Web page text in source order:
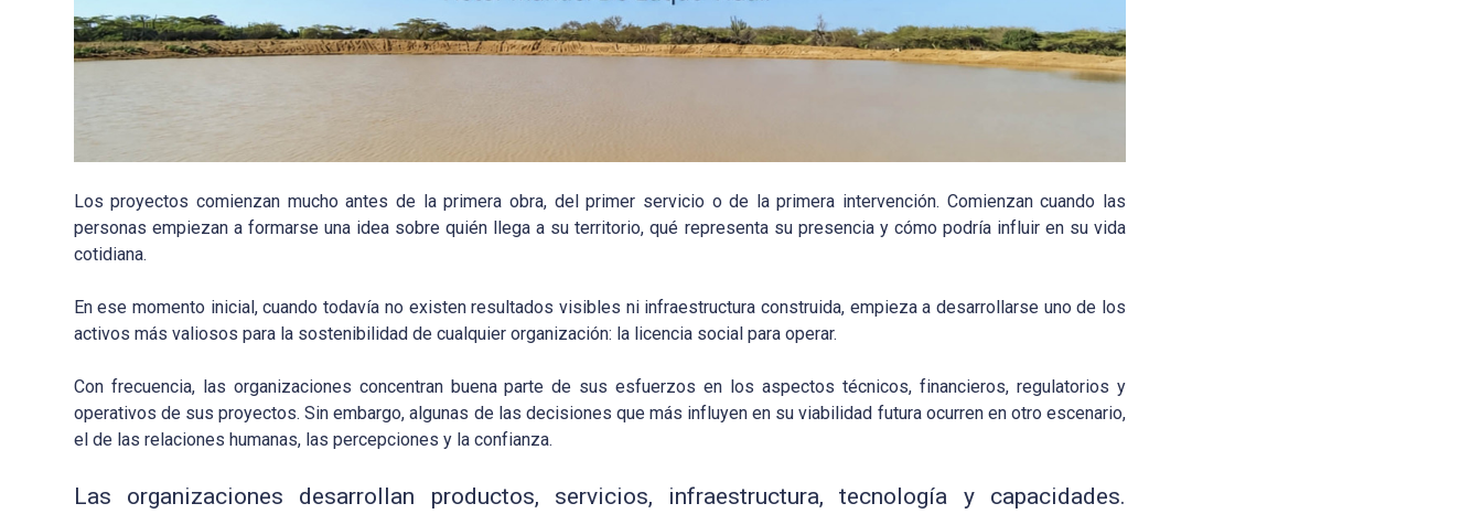
Los proyectos comienzan mucho antes de la primera obra, del primer servicio o de la primera intervención. Comienzan cuando las
personas empiezan a formarse una idea sobre quién llega a su territorio, qué representa su presencia y cómo podría influir en su vida
cotidiana.
En ese momento inicial, cuando todavía no existen resultados visibles ni infraestructura construida, empieza a desarrollarse uno de los
activos más valiosos para la sostenibilidad de cualquier organización: la licencia social para operar.
Con frecuencia, las organizaciones concentran buena parte de sus esfuerzos en los aspectos técnicos, financieros, regulatorios y
operativos de sus proyectos. Sin embargo, algunas de las decisiones que más influyen en su viabilidad futura ocurren en otro escenario,
el de las relaciones humanas, las percepciones y la confianza.
Las organizaciones desarrollan productos, servicios, infraestructura, tecnología y capacidades.